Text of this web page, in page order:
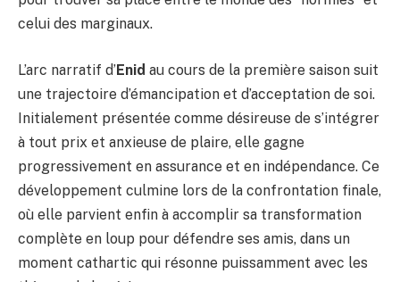
celui des marginaux.
L’arc narratif d’Enid au cours de la première saison suit
une trajectoire d’émancipation et d’acceptation de soi.
Initialement présentée comme désireuse de s’intégrer
à tout prix et anxieuse de plaire, elle gagne
progressivement en assurance et en indépendance. Ce
développement culmine lors de la confrontation finale,
où elle parvient enfin à accomplir sa transformation
complète en loup pour défendre ses amis, dans un
moment cathartic qui résonne puissamment avec les